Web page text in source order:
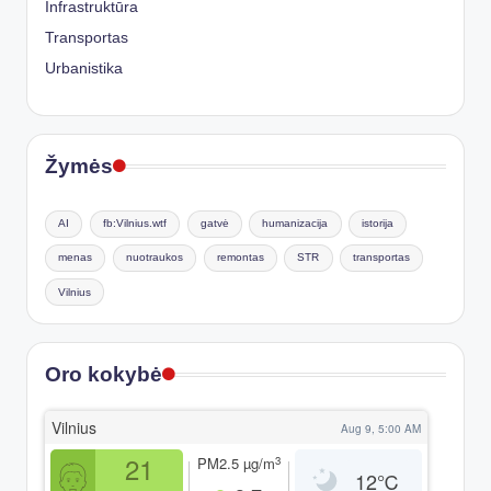
Infrastruktūra
Transportas
Urbanistika
Žymės
AI fb:Vilnius.wtf gatvė humanizacija istorija
menas nuotraukos remontas STR transportas
Vilnius
Oro kokybė
Vilnius Aug 9, 5:00 AM
21 PM2.5 µg/m3
12℃